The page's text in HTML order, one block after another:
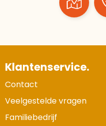
Klantenservice.
Contact
Veelgestelde vragen
Familiebedrijf